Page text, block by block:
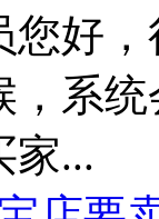
您好
，系
家...